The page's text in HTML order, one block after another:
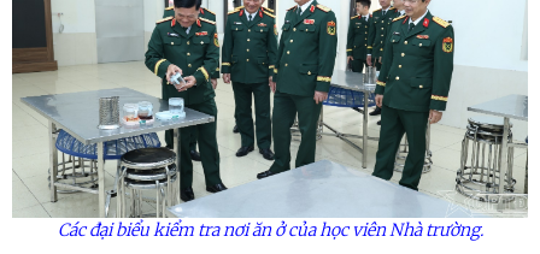
Các đại biểu kiểm tra nơi ăn ở của học viên Nhà trường.